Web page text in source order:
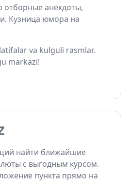
отборные анекдоты,
Кузница юмора на
va kulguli rasmlar.
markazi!
найти ближайшие
с выгодным курсом.
пункта прямо на